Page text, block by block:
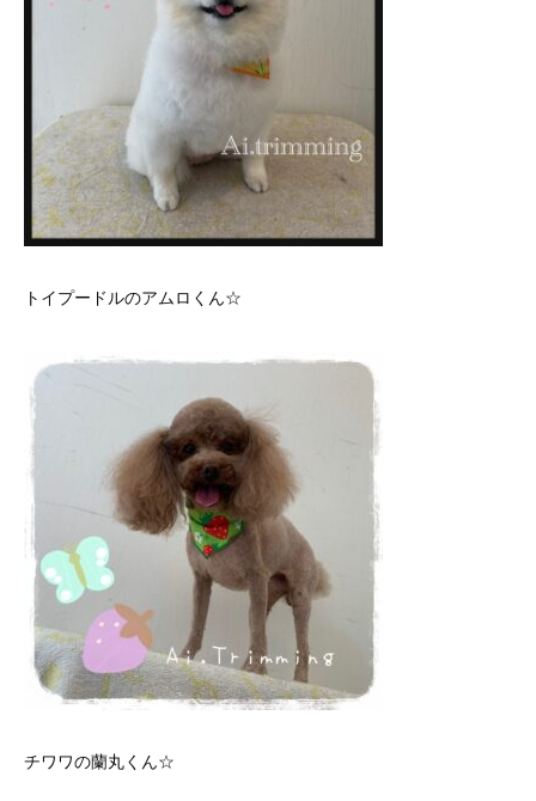
トイプードルのアムロくん☆
チワワの蘭丸くん☆